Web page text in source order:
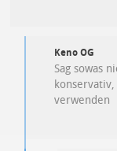
Keno OG
Sag sowas
verwenden